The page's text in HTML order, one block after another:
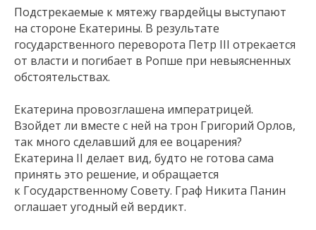
Подстрекаемые к мятежу гвардейцы выступают
на стороне Екатерины. В результате
государственного переворота Петр III отрекается
от власти и погибает в Ропше при невыясненных
обстоятельствах.
Екатерина провозглашена императрицей.
Взойдет ли вместе с ней на трон Григорий Орлов,
так много сделавший для ее воцарения?
Екатерина II делает вид, будто не готова сама
принять это решение, и обращается
к Государственному Совету. Граф Никита Панин
оглашает угодный ей вердикт.